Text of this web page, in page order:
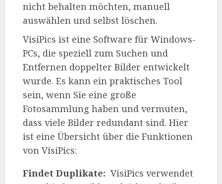
nicht behalten möchten, manuell
auswählen und selbst löschen.
VisiPics ist eine Software für Windows-
PCs, die speziell zum Suchen und
Entfernen doppelter Bilder entwickelt
wurde. Es kann ein praktisches Tool
sein, wenn Sie eine große
Fotosammlung haben und vermuten,
dass viele Bilder redundant sind. Hier
ist eine Übersicht über die Funktionen
von VisiPics:
Findet Duplikate: VisiPics verwendet